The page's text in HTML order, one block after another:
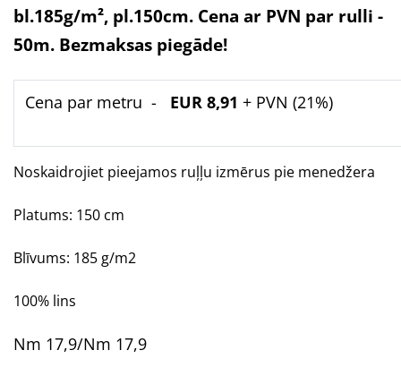
bl.185g/m², pl.150cm. Cena ar PVN par rulli -
50m. Bezmaksas piegāde!
Cena par metru - EUR 8,91 + PVN (21%)
Noskaidrojiet pieejamos ruļļu izmērus pie menedžera
Platums: 150 cm
Blīvums: 185 g/m2
100% lins
Nm 17,9/Nm 17,9